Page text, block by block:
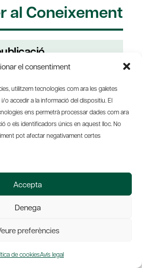
el consentiment
utilitzem tecnologies com ara les galetes
o accedir a la informació del dispositiu. El
ens permetrà processar dades com ara
o els identificadors únics en aquest lloc. No
pot afectar negativament certes
Accepta
Denega
preferències
de cookiesAvís legal
al Coneixement
sembla no en va
secretari general
Puig, amb el
va
fa ara una
que en